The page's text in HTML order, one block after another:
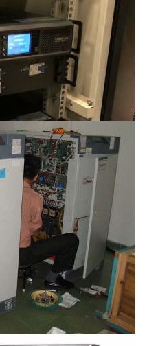
在线留言
联系我们